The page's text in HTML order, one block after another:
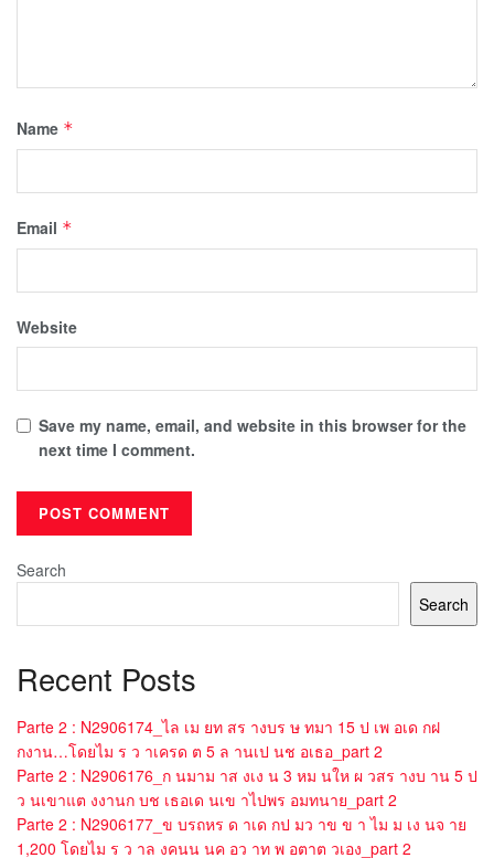
Name *
Email *
Website
Save my name, email, and website in this browser for the
next time I comment.
Search
Search
Recent Posts
Parte 2 : N2906174_ไล เม ยท สร างบร ษ ทมา 15 ป เพ อเด กฝ
กงาน…โดยไม ร ว าเครด ต 5 ล านเป นช อเธอ_part 2
Parte 2 : N2906176_ก นมาม าส งเง น 3 หม นให ผ วสร างบ าน 5 ป
ว นเขาแต งงานก บช เธอเด นเข าไปพร อมทนาย_part 2
Parte 2 : N2906177_ข บรถหร ด าเด กป มว าข ข า ไม ม เง นจ าย
1,200 โดยไม ร ว าล งคนน นค อว าท พ อตาต วเอง_part 2